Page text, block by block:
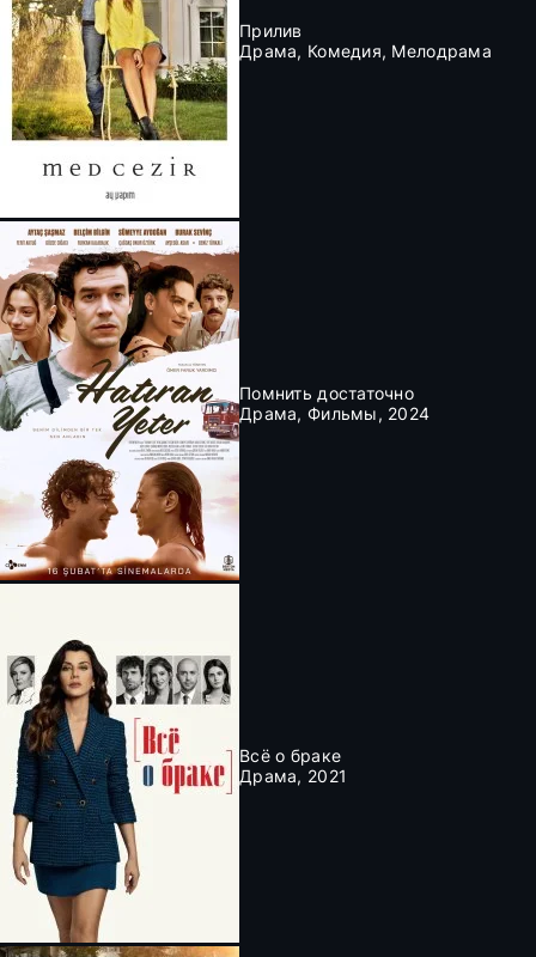
Прилив
Драма, Комедия, Мелодрама
Помнить достаточно
Драма, Фильмы, 2024
Всё о браке
Драма, 2021